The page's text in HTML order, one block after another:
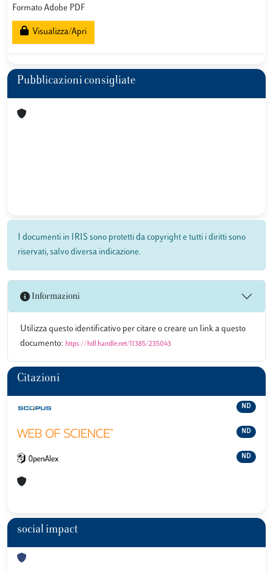
Formato Adobe PDF
Visualizza/Apri
Pubblicazioni consigliate
I documenti in IRIS sono protetti da copyright e tutti i diritti sono
riservati, salvo diversa indicazione.
Informazioni
Utilizza questo identificativo per citare o creare un link a questo
documento: https://hdl.handle.net/11385/235043
Citazioni
ND
ND
ND
social impact